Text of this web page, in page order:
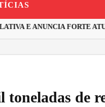
E ANUNCIA FORTE
de